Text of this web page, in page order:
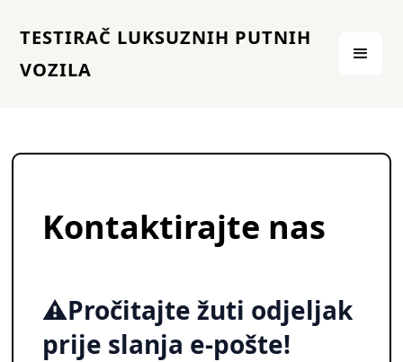
TESTIRAČ LUKSUZNIH PUTNIH
VOZILA
Kontaktirajte nas
⚠️Pročitajte žuti odjeljak
prije slanja e-pošte!